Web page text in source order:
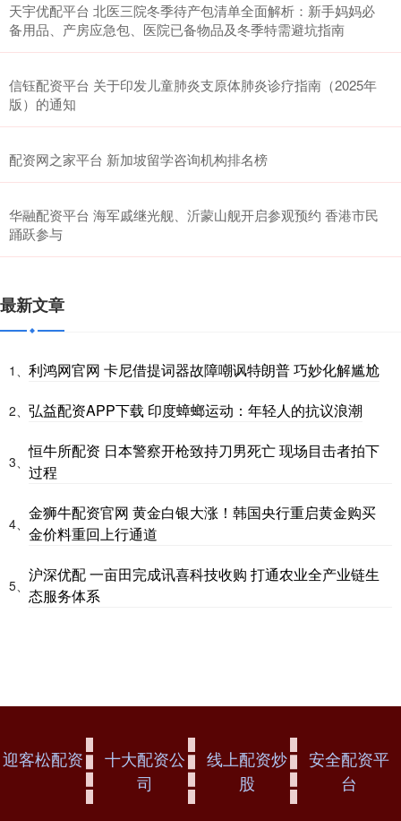
天宇优配平台 北医三院冬季待产包清单全面解析：新手妈妈必
备用品、产房应急包、医院已备物品及冬季特需避坑指南
信钰配资平台 关于印发儿童肺炎支原体肺炎诊疗指南（2025年
版）的通知
配资网之家平台 新加坡留学咨询机构排名榜
华融配资平台 海军戚继光舰、沂蒙山舰开启参观预约 香港市民
踊跃参与
最新文章
1、 利鸿网官网 卡尼借提词器故障嘲讽特朗普 巧妙化解尴尬
2、 弘益配资APP下载 印度蟑螂运动：年轻人的抗议浪潮
3、
恒牛所配资 日本警察开枪致持刀男死亡 现场目击者拍下
过程
4、
金狮牛配资官网 黄金白银大涨！韩国央行重启黄金购买
金价料重回上行通道
5、
沪深优配 一亩田完成讯喜科技收购 打通农业全产业链生
态服务体系
迎客松配资
十大配资公
司
线上配资炒
股
安全配资平
台